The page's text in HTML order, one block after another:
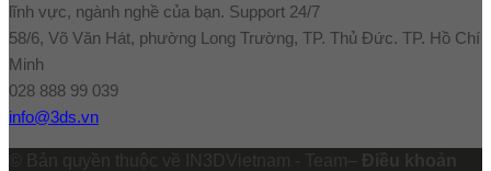
lĩnh vực, ngành nghề của bạn. Support 24/7
58/6, Võ Văn Hát, phường Long Trường, TP. Thủ Đức. TP. Hồ Chí
Minh
028 888 99 039
info@3ds.vn
© Bản quyền thuộc về IN3DVietnam - Team– Điều khoản